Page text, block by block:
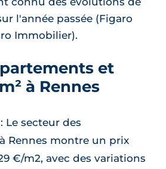
l'année passée (Figaro
Immobilier).
et
à Rennes
Le secteur des
Rennes montre un prix
€/m2, avec des variations